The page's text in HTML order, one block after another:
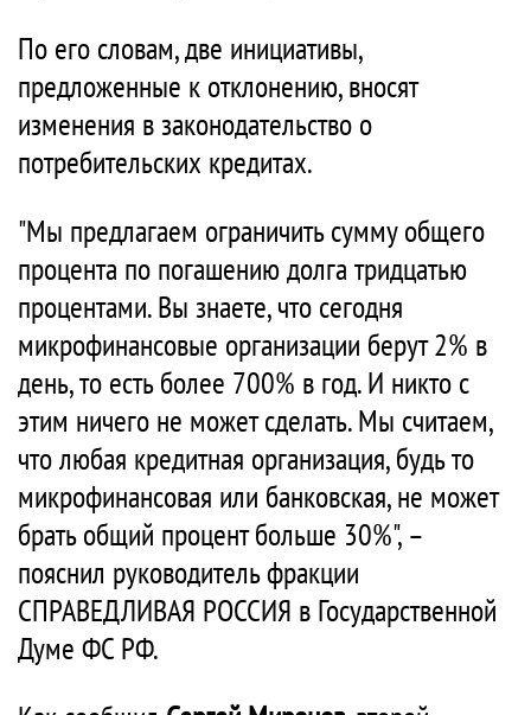
По его словам, две инициативы,
предложенные к отклонению, вносят
изменения в законодательство о
потребительских кредитах.
"Мы предлагаем ограничить сумму общего
процента по погашению долга тридцатью
процентами. Вы знаете, что сегодня
микрофинансовые организации берут 2% в
день, то есть более 700% в год. И никто с
этим ничего не может сделать. Мы считаем,
что любая кредитная организация, будь то
микрофинансовая или банковская, не может
брать общий процент больше 30%", –
пояснил руководитель фракции
СПРАВЕДЛИВАЯ РОССИЯ в Государственной
Думе ФС РФ.